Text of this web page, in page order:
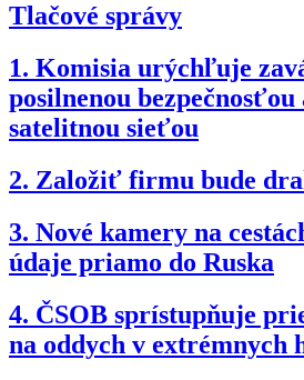
Tlačové správy
1. Komisia urýchľuje
posilnenou
satelitnou sieťou
2. Založiť firmu bude
3. Nové kamery na
údaje priamo do Ruska
4. ČSOB sprístupňuje
na oddych v extrémnych